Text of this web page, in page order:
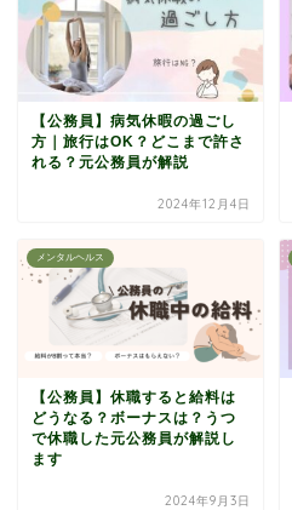
【公務員】病気休暇の過ごし
方｜旅行はOK？どこまで許さ
れる？元公務員が解説
2024年12月4日
メンタルヘルス
【公務員】休職すると給料は
どうなる？ボーナスは？うつ
で休職した元公務員が解説し
ます
2024年9月3日